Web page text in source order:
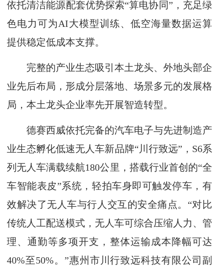
依托清洁能源配套优势探索“算电协同”，充足绿
色电力可为AI大模型训练、低空海量数据运算
提供稳定低成本支撑。
完整的产业生态吸引本土龙头、外地头部企
业先后布局，形成分层落地、场景多元的发展格
局，本土龙头企业率先开展智造转型。
德赛西威依托完备的汽车电子与先进制造产
业生态孵化低速无人车新品牌“川行致远”，S6系
列无人车满载续航180公里，搭载行业首创的“全
车智能表皮”系统，轻拍车身即可触发停车，有
效解决了无人车与行人交互的安全痛点。“对比
传统人工配送模式，无人车可综合压缩人力、管
理、通勤等多项开支，整体运输成本降幅可达
40%至50%。”惠州市川行致远科技有限公司副